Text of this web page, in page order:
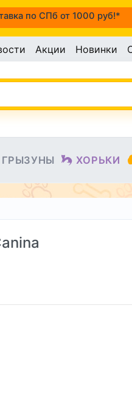
по СПб от 1000 руб!*
Акции Новинки
ГРЫЗУНЫ ХОРЬКИ